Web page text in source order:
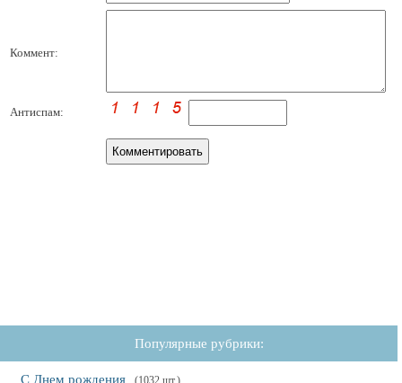
Коммент:
Антиспам:
Популярные рубрики:
С Днем рождения (1032 шт.)